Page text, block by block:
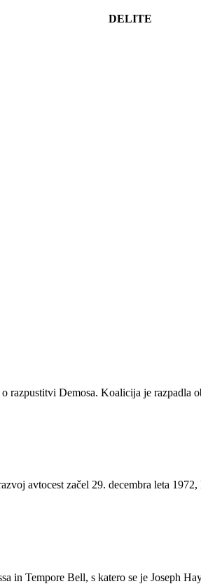
DELITE
Demosa. Koalicija je razpadla
avtocest začel 29. decembra leta
in Tempore Bell, s katero se je Joseph